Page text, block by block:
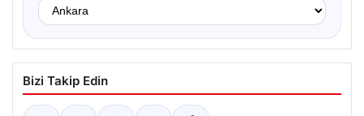
Bizi Takip Edin